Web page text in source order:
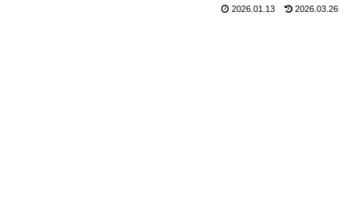
2026.01.13 2026.03.26